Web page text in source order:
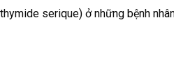
serique) ở những bệnh